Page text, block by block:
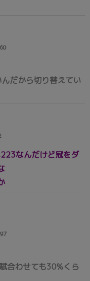
だから切り替えてい
なんだけど冠をダ
合わせても30%くら